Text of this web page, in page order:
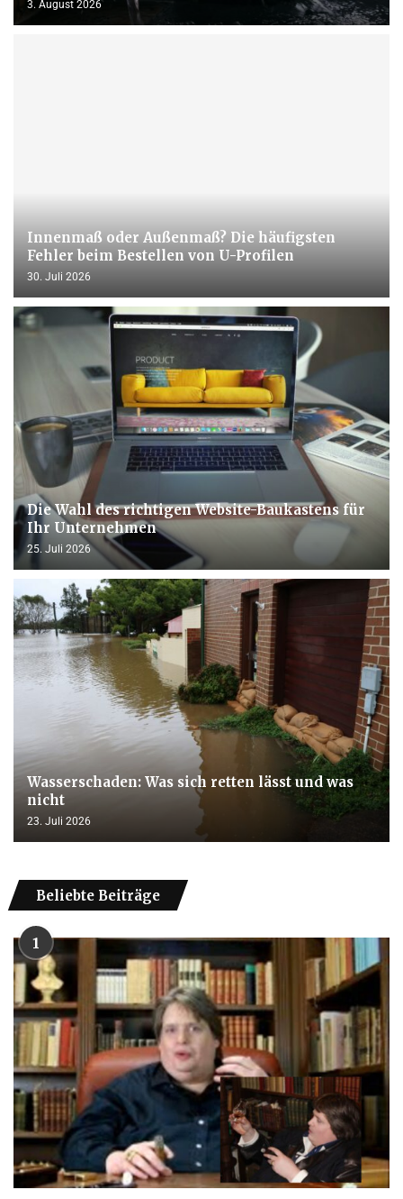
3. August 2026
Innenmaß oder Außenmaß? Die häufigsten
Fehler beim Bestellen von U-Profilen
30. Juli 2026
Die Wahl des richtigen Website-Baukastens für
Ihr Unternehmen
25. Juli 2026
Wasserschaden: Was sich retten lässt und was
nicht
23. Juli 2026
Beliebte Beiträge
1